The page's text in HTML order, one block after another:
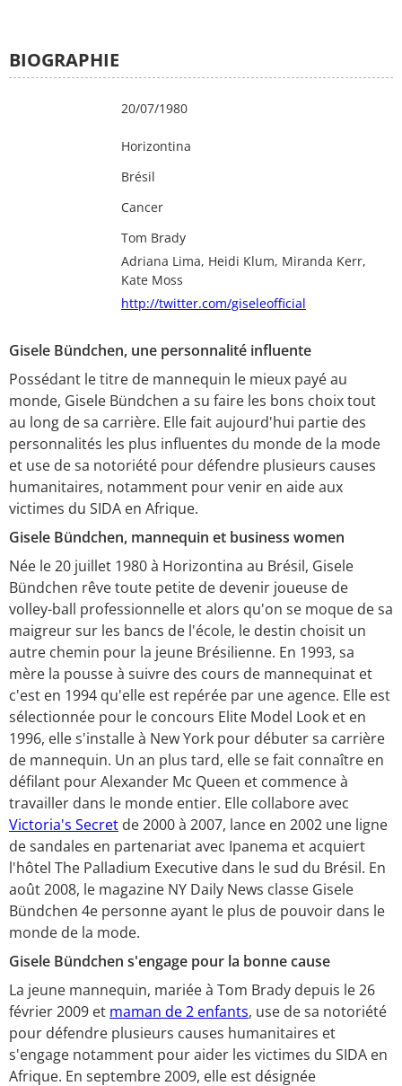
BIOGRAPHIE
20/07/1980
Horizontina
Brésil
Cancer
Tom Brady
Adriana Lima, Heidi Klum, Miranda Kerr,
Kate Moss
http://twitter.com/giseleofficial
Gisele Bündchen, une personnalité influente
Possédant le titre de mannequin le mieux payé au
monde, Gisele Bündchen a su faire les bons choix tout
au long de sa carrière. Elle fait aujourd'hui partie des
personnalités les plus influentes du monde de la mode
et use de sa notoriété pour défendre plusieurs causes
humanitaires, notamment pour venir en aide aux
victimes du SIDA en Afrique.
Gisele Bündchen, mannequin et business women
Née le 20 juillet 1980 à Horizontina au Brésil, Gisele
Bündchen rêve toute petite de devenir joueuse de
volley-ball professionnelle et alors qu'on se moque de sa
maigreur sur les bancs de l'école, le destin choisit un
autre chemin pour la jeune Brésilienne. En 1993, sa
mère la pousse à suivre des cours de mannequinat et
c'est en 1994 qu'elle est repérée par une agence. Elle est
sélectionnée pour le concours Elite Model Look et en
1996, elle s'installe à New York pour débuter sa carrière
de mannequin. Un an plus tard, elle se fait connaître en
défilant pour Alexander Mc Queen et commence à
travailler dans le monde entier. Elle collabore avec
Victoria's Secret de 2000 à 2007, lance en 2002 une ligne
de sandales en partenariat avec Ipanema et acquiert
l'hôtel The Palladium Executive dans le sud du Brésil. En
août 2008, le magazine NY Daily News classe Gisele
Bündchen 4e personne ayant le plus de pouvoir dans le
monde de la mode.
Gisele Bündchen s'engage pour la bonne cause
La jeune mannequin, mariée à Tom Brady depuis le 26
février 2009 et maman de 2 enfants, use de sa notoriété
pour défendre plusieurs causes humanitaires et
s'engage notamment pour aider les victimes du SIDA en
Afrique. En septembre 2009, elle est désignée